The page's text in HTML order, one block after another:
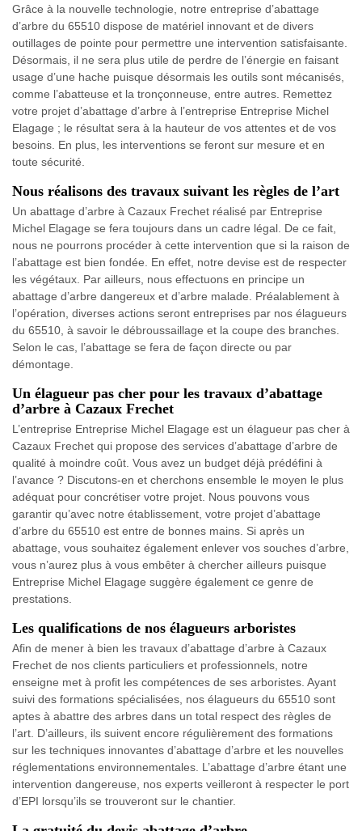
Grâce à la nouvelle technologie, notre entreprise d’abattage
d’arbre du 65510 dispose de matériel innovant et de divers
outillages de pointe pour permettre une intervention satisfaisante.
Désormais, il ne sera plus utile de perdre de l’énergie en faisant
usage d’une hache puisque désormais les outils sont mécanisés,
comme l’abatteuse et la tronçonneuse, entre autres. Remettez
votre projet d’abattage d’arbre à l’entreprise Entreprise Michel
Elagage ; le résultat sera à la hauteur de vos attentes et de vos
besoins. En plus, les interventions se feront sur mesure et en
toute sécurité.
Nous réalisons des travaux suivant les règles de l’art
Un abattage d’arbre à Cazaux Frechet réalisé par Entreprise
Michel Elagage se fera toujours dans un cadre légal. De ce fait,
nous ne pourrons procéder à cette intervention que si la raison de
l’abattage est bien fondée. En effet, notre devise est de respecter
les végétaux. Par ailleurs, nous effectuons en principe un
abattage d’arbre dangereux et d’arbre malade. Préalablement à
l’opération, diverses actions seront entreprises par nos élagueurs
du 65510, à savoir le débroussaillage et la coupe des branches.
Selon le cas, l’abattage se fera de façon directe ou par
démontage.
Un élagueur pas cher pour les travaux d’abattage
d’arbre à Cazaux Frechet
L’entreprise Entreprise Michel Elagage est un élagueur pas cher à
Cazaux Frechet qui propose des services d’abattage d’arbre de
qualité à moindre coût. Vous avez un budget déjà prédéfini à
l’avance ? Discutons-en et cherchons ensemble le moyen le plus
adéquat pour concrétiser votre projet. Nous pouvons vous
garantir qu’avec notre établissement, votre projet d’abattage
d’arbre du 65510 est entre de bonnes mains. Si après un
abattage, vous souhaitez également enlever vos souches d’arbre,
vous n’aurez plus à vous embêter à chercher ailleurs puisque
Entreprise Michel Elagage suggère également ce genre de
prestations.
Les qualifications de nos élagueurs arboristes
Afin de mener à bien les travaux d’abattage d’arbre à Cazaux
Frechet de nos clients particuliers et professionnels, notre
enseigne met à profit les compétences de ses arboristes. Ayant
suivi des formations spécialisées, nos élagueurs du 65510 sont
aptes à abattre des arbres dans un total respect des règles de
l’art. D’ailleurs, ils suivent encore régulièrement des formations
sur les techniques innovantes d’abattage d’arbre et les nouvelles
réglementations environnementales. L’abattage d’arbre étant une
intervention dangereuse, nos experts veilleront à respecter le port
d’EPI lorsqu’ils se trouveront sur le chantier.